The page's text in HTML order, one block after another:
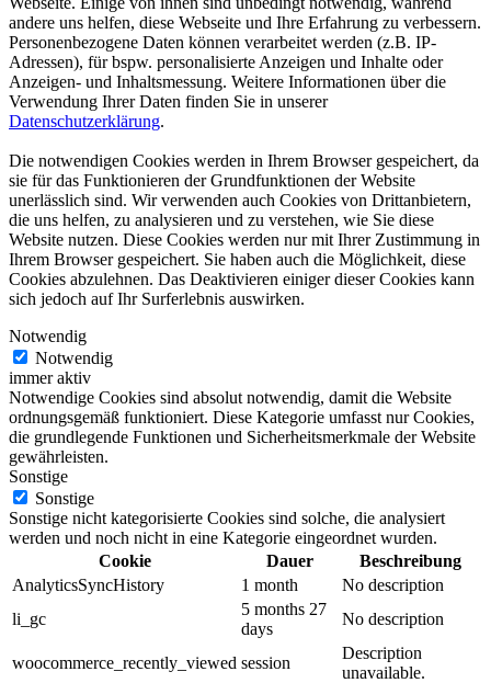
andere uns helfen, diese Webseite und Ihre Erfahrung zu verbessern.
Personenbezogene Daten können verarbeitet werden (z.B. IP-
Adressen), für bspw. personalisierte Anzeigen und Inhalte oder
Anzeigen- und Inhaltsmessung. Weitere Informationen über die
Verwendung Ihrer Daten finden Sie in unserer
Datenschutzerklärung.
Die notwendigen Cookies werden in Ihrem Browser gespeichert, da
sie für das Funktionieren der Grundfunktionen der Website
unerlässlich sind. Wir verwenden auch Cookies von Drittanbietern,
die uns helfen, zu analysieren und zu verstehen, wie Sie diese
Website nutzen. Diese Cookies werden nur mit Ihrer Zustimmung in
Ihrem Browser gespeichert. Sie haben auch die Möglichkeit, diese
Cookies abzulehnen. Das Deaktivieren einiger dieser Cookies kann
sich jedoch auf Ihr Surferlebnis auswirken.
Notwendig
Notwendig
immer aktiv
Notwendige Cookies sind absolut notwendig, damit die Website
ordnungsgemäß funktioniert. Diese Kategorie umfasst nur Cookies,
die grundlegende Funktionen und Sicherheitsmerkmale der Website
gewährleisten.
Sonstige
Sonstige
Sonstige nicht kategorisierte Cookies sind solche, die analysiert
werden und noch nicht in eine Kategorie eingeordnet wurden.
Cookie
Dauer
Beschreibung
AnalyticsSyncHistory
1 month
No description
li_gc
5 months 27
days
No description
woocommerce_recently_viewed session
Description
unavailable.